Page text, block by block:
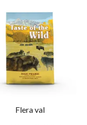
Flera val